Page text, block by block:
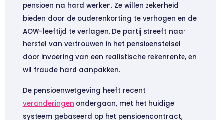
pensioen na hard werken. Ze willen zekerheid
bieden door de ouderenkorting te verhogen en de
AOW-leeftijd te verlagen. De partij streeft naar
herstel van vertrouwen in het pensioenstelsel
door invoering van een realistische rekenrente, en
wil fraude hard aanpakken.
De pensioenwetgeving heeft recent
veranderingen ondergaan, met het huidige
systeem gebaseerd op het pensioencontract,